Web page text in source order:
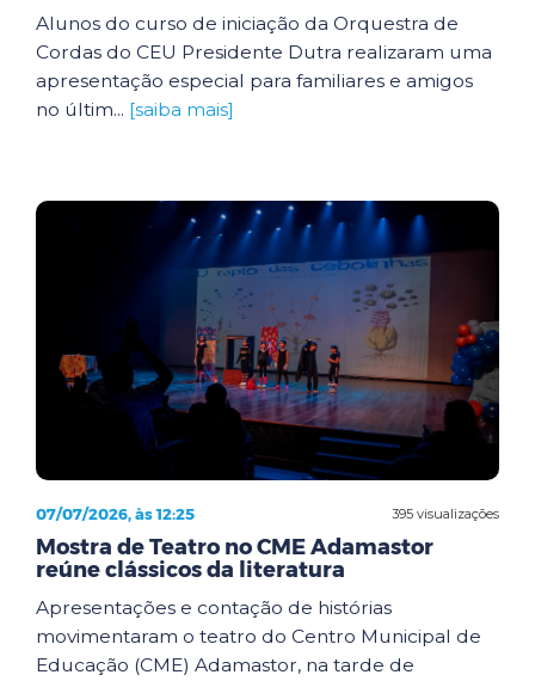
Alunos do curso de iniciação da Orquestra de
Cordas do CEU Presidente Dutra realizaram uma
apresentação especial para familiares e amigos
no últim... [saiba mais]
395 visualizações
07/07/2026, às 12:25
Mostra de Teatro no CME Adamastor
reúne clássicos da literatura
Apresentações e contação de histórias
movimentaram o teatro do Centro Municipal de
Educação (CME) Adamastor, na tarde de